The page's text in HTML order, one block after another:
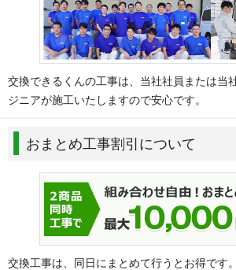
交換できるくんの工事は、当社社員または当
ジニアが施工いたしますので安心です。
おまとめ工事割引について
交換工事は、同日にまとめて行うとお得です